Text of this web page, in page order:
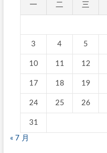
一 二 三
3 4 5
10 11 12
17 18 19
24 25 26
31
« 7 月